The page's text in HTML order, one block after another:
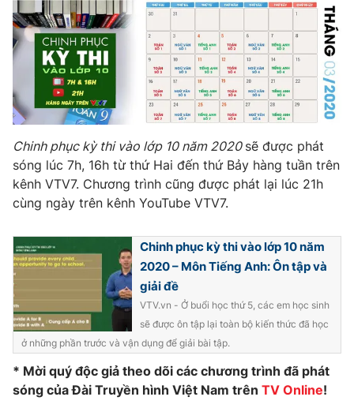
Giải sao mai
Làm đẹp
Chất lượng cuộc sống
Tuyển sinh
Học trực tuyến
Công nghệ
Hitech Công nghệ tương lai
Sản phẩm
Tư vấn
Giao lưu trực tuyến
Lịch phát sóng
Chuyên mục khác
Emagazine
Photo Infographic
Video Shorts video
VTV Money VTV Thể thao
VTV Sức khoẻ Bất động sản
Chinh phục kỳ thi vào lớp 10 năm 2020 sẽ được phát
sóng lúc 7h, 16h từ thứ Hai đến thứ Bảy hàng tuần trên
kênh VTV7. Chương trình cũng được phát lại lúc 21h
cùng ngày trên kênh YouTube VTV7.
Chinh phục kỳ thi vào lớp 10 năm
2020 – Môn Tiếng Anh: Ôn tập và
giải đề
VTV.vn - Ở buổi học thứ 5, các em học sinh
sẽ được ôn tập lại toàn bộ kiến thức đã học
ở những phần trước và vận dụng để giải bài tập.
* Mời quý độc giả theo dõi các chương trình đã phát
sóng của Đài Truyền hình Việt Nam trên TV Online!